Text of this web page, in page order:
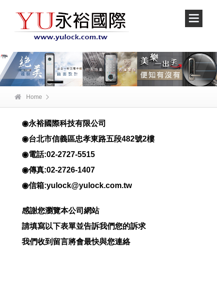
Home
◉永裕國際科技有限公司
◉台北市信義區忠孝東路五段482號2樓
◉電話:02-2727-5515
◉傳真:02-2726-1407
◉信箱:yulock@yulock.com.tw
感謝您瀏覽本公司網站
請填寫以下表單並告訴我們您的訴求
我們收到留言將會最快與您連絡